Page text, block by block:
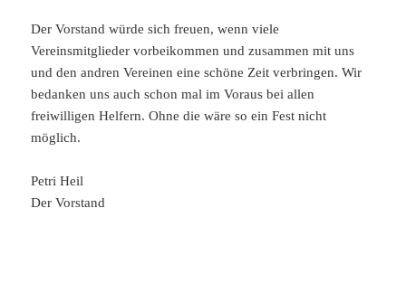
Der Vorstand würde sich freuen, wenn viele
Vereinsmitglieder vorbeikommen und zusammen mit uns
und den andren Vereinen eine schöne Zeit verbringen. Wir
bedanken uns auch schon mal im Voraus bei allen
freiwilligen Helfern. Ohne die wäre so ein Fest nicht
möglich.
Petri Heil
Der Vorstand